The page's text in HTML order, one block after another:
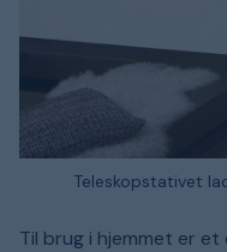
Teleskopstativet
Til brug i hjemmet er